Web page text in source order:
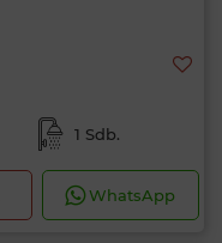
1 Sdb.
WhatsApp